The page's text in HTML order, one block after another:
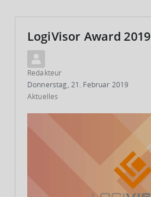
LogiVisor Award 2019
Redakteur
Donnerstag, 21. Februar 2019
Aktuelles